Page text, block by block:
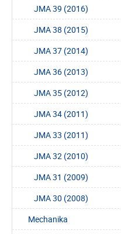
JMA 39 (2016)
JMA 38 (2015)
JMA 37 (2014)
JMA 36 (2013)
JMA 35 (2012)
JMA 34 (2011)
JMA 33 (2011)
JMA 32 (2010)
JMA 31 (2009)
JMA 30 (2008)
Mechanika